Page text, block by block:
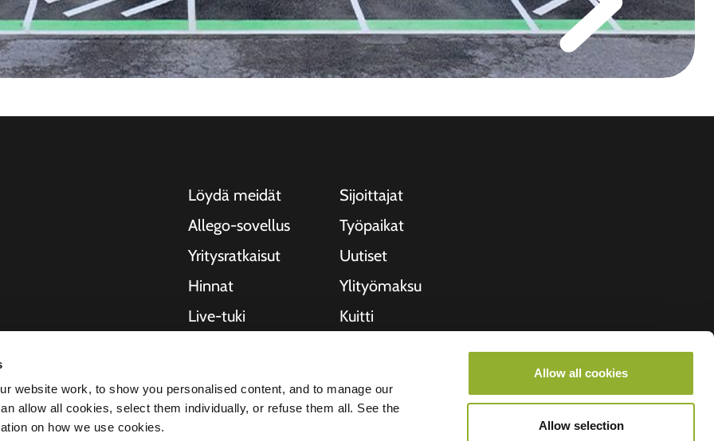
website work, to show you personalised content, and to manage our
allow all cookies, select them individually, or refuse them all. See the
on how we use cookies.
Allow all cookies
Allow selection
ja
meistä
Löydä meidät
Allego-sovellus
Yritysratkaisut
Hinnat
Live-tuki
Sijoittajat
Työpaikat
Uutiset
Ylityömaksu
Kuitti